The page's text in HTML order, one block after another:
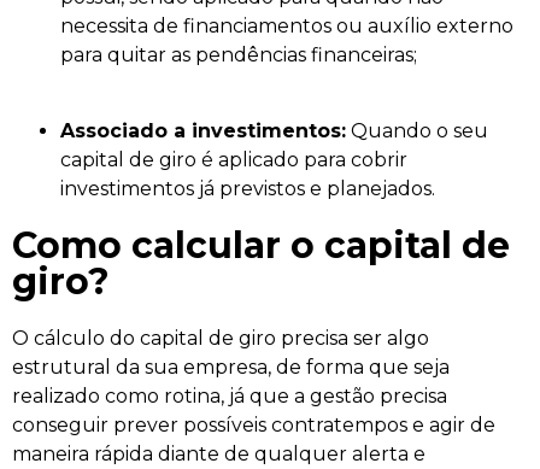
necessita de financiamentos ou auxílio externo
para quitar as pendências financeiras;
Associado a investimentos: Quando o seu
capital de giro é aplicado para cobrir
investimentos já previstos e planejados.
Como calcular o capital de
giro?
O cálculo do capital de giro precisa ser algo
estrutural da sua empresa, de forma que seja
realizado como rotina, já que a gestão precisa
conseguir prever possíveis contratempos e agir de
maneira rápida diante de qualquer alerta e